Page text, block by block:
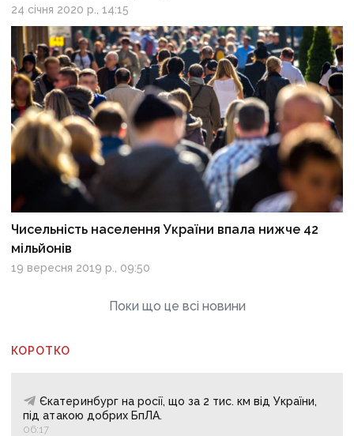
24 січня 2020 р., 14:15
Чисельність населення України впала нижче 42
мільйонів
19 вересня 2019 р., 09:50
Поки що це всі новини
КОРОТКО
Єкатеринбург на росії, що за 2 тис. км від України,
під атакою добрих БпЛА.
06:17